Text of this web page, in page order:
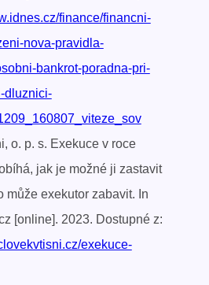
finance/financni-
nova-pravidla-
bankrot-poradna-pri-
dluznici-
o. p. s. Exekuce v roce
jak je možné ji zastavit
může exekutor zabavit. In
[online]. 2023. Dostupné z:
exekuce-